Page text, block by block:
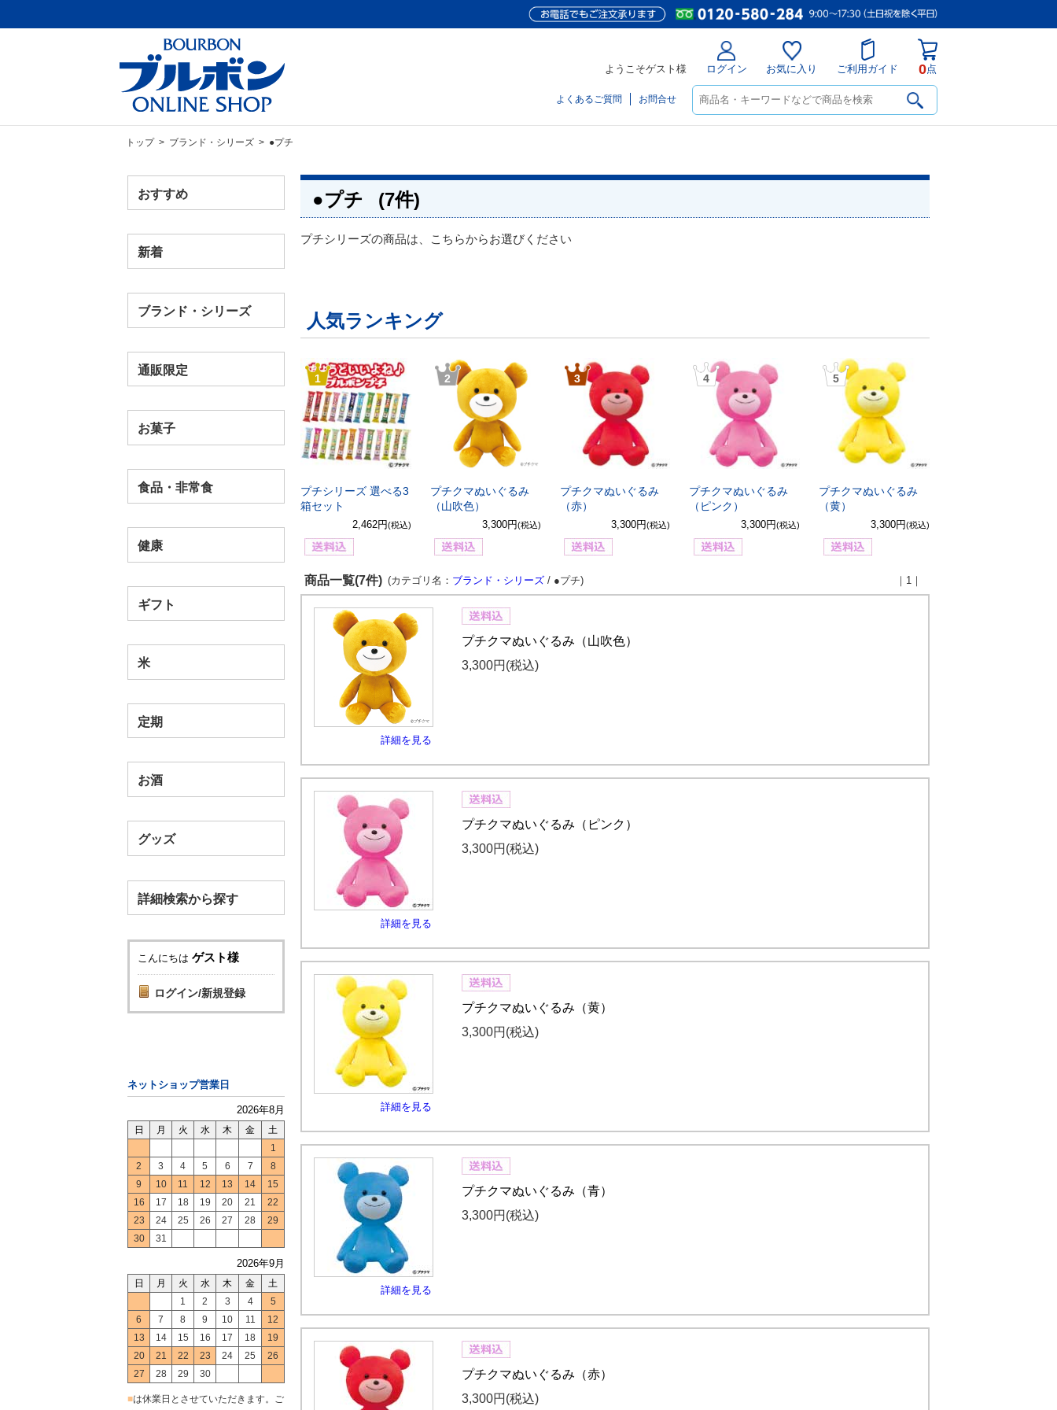
ようこそゲスト様 ログイン お気に入り ご利用ガイド 0点
よくあるご質問 お問合せ
トップ> ブランド・シリーズ> ●プチ
おすすめ
新着
ブランド・シリーズ
通販限定
お菓子
食品・非常食
健康
ギフト
米
定期
お酒
グッズ
詳細検索から探す
こんにちは ゲスト様
ログイン/新規登録
ネットショップ営業日
2026年8月
日 月 火 水 木 金
土
1
2
3 4 5 6 7
8
9
10 11 12 13 14
15
16
17 18 19 20 21
22
23
24 25 26 27 28
29
30
31
2026年9月
日 月 火 水 木 金
土
1
2 3 4
5
6
7 8 9 10 11
12
13
14 15 16 17 18
19
20
21 22 23 24 25
26
27
28 29 30
■は休業日とさせていただきます。ご
●プチ (7件)
プチシリーズの商品は、こちらからお選びください
人気ランキング
1
プチシリーズ 選べる3
箱セット
2,462円(税込)
2
プチクマぬいぐるみ
（山吹色）
3,300円(税込)
3
プチクマぬいぐるみ
（赤）
3,300円(税込)
4
プチクマぬいぐるみ
（ピンク）
3,300円(税込)
5
プチクマぬいぐるみ
（黄）
3,300円(税込)
商品一覧(7件) ｜1｜
(カテゴリ名： ブランド・シリーズ / ●プチ)
詳細を見る
プチクマぬいぐるみ（山吹色）
3,300円 (税込)
詳細を見る
プチクマぬいぐるみ（ピンク）
3,300円 (税込)
詳細を見る
プチクマぬいぐるみ（黄）
3,300円 (税込)
詳細を見る
プチクマぬいぐるみ（青）
3,300円 (税込)
プチクマぬいぐるみ（赤）
3,300円 (税込)